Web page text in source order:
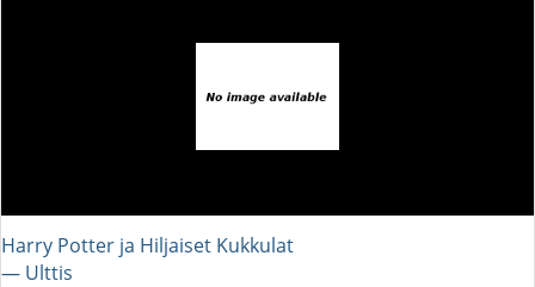
Harry Potter ja Hiljaiset Kukkulat
― Ulttis